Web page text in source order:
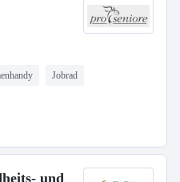
Jobrad
und